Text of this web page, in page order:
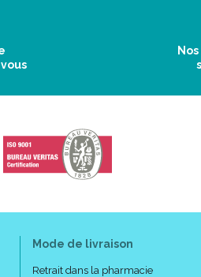
Mode de livraison
Retrait dans la pharmacie